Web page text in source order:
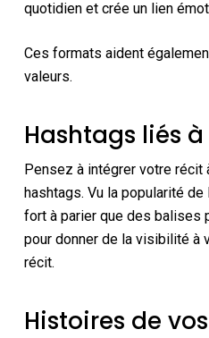
quotidien et crée un lien
Ces formats aident
valeurs.
Hashtags liés
Pensez à intégrer votre récit
hashtags. Vu la popularité de
fort à parier que des balises
pour donner de la visibilité à
récit.
Histoires de